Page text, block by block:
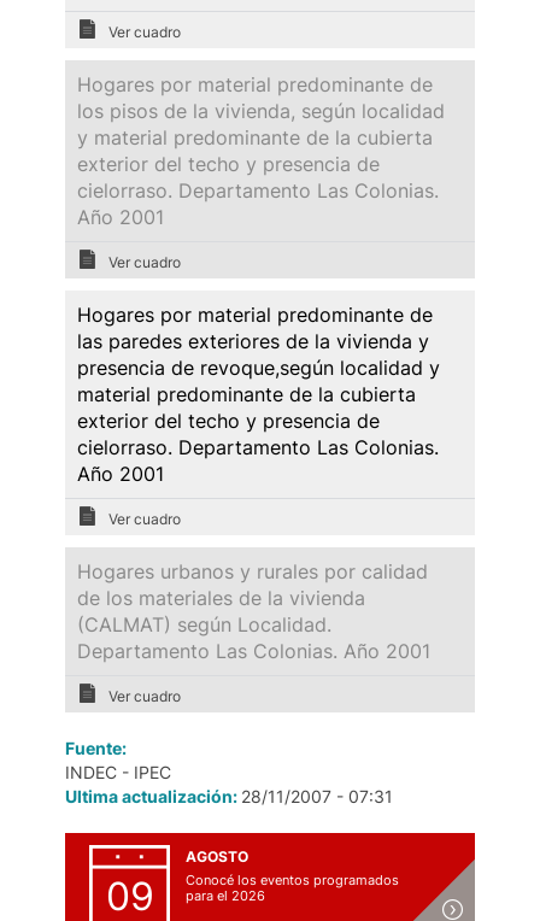
Ver cuadro
Hogares por material predominante de
los pisos de la vivienda, según localidad
y material predominante de la cubierta
exterior del techo y presencia de
cielorraso. Departamento Las Colonias.
Año 2001
Ver cuadro
Hogares por material predominante de
las paredes exteriores de la vivienda y
presencia de revoque,según localidad y
material predominante de la cubierta
exterior del techo y presencia de
cielorraso. Departamento Las Colonias.
Año 2001
Ver cuadro
Hogares urbanos y rurales por calidad
de los materiales de la vivienda
(CALMAT) según Localidad.
Departamento Las Colonias. Año 2001
Ver cuadro
Fuente:
INDEC - IPEC
Ultima actualización: 28/11/2007 - 07:31
09
AGOSTO
Conocé los eventos programados
para el 2026